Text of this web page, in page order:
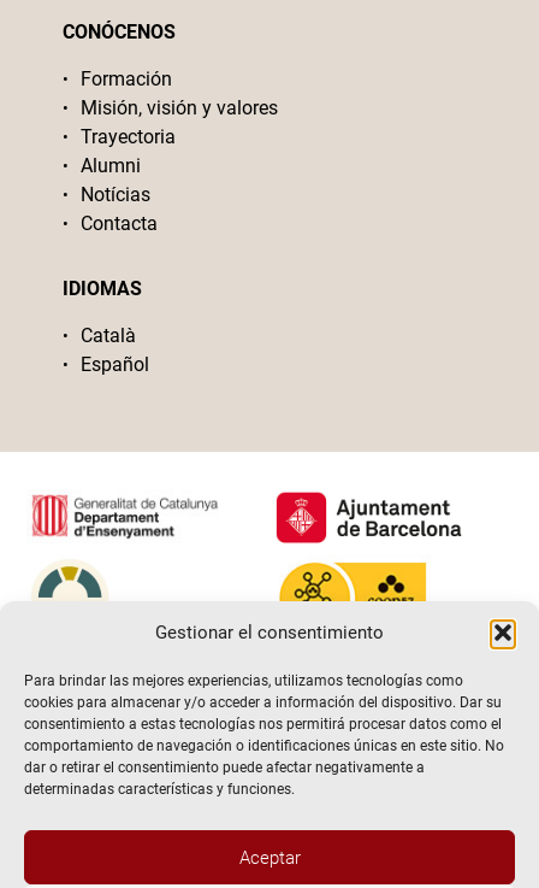
Gestionar el consentimiento
Para brindar las mejores experiencias, utilizamos tecnologías como
cookies para almacenar y/o acceder a información del dispositivo. Dar su
consentimiento a estas tecnologías nos permitirá procesar datos como el
comportamiento de navegación o identificaciones únicas en este sitio. No
dar o retirar el consentimiento puede afectar negativamente a
determinadas características y funciones.
Aceptar
CONÓCENOS
Formación
Misión, visión y valores
Trayectoria
Alumni
Notícias
Contacta
IDIOMAS
Català
Español